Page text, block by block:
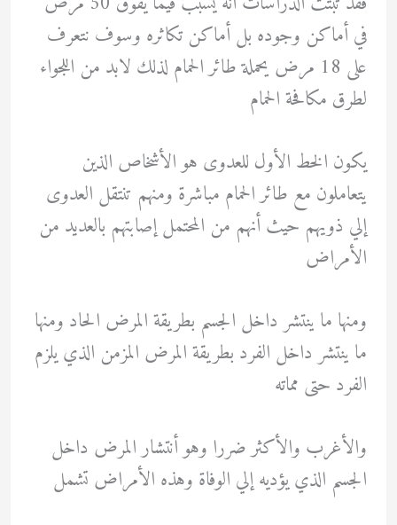
في أماكن وجوده بل أماكن تكاثره وسوف نتعرف
على 18 مرض يحملة طائر الحمام لذلك لابد من اللجواء
لطرق مكافحة الحمام
يكون الخط الأول للعدوى هو الأشخاص الذين
يتعاملون مع طائر الحمام مباشرة ومنهم تنتقل العدوى
إلي ذويهم حيث أنهم من المحتمل إصابتهم بالعديد من
الأمراض
ومنها ما ينتشر داخل الجسم بطريقة المرض الحاد ومنها
ما ينتشر داخل الفرد بطريقة المرض المزمن الذي يلزم
الفرد حتى مماته
والأغرب والأكثر ضررا وهو أنتشار المرض داخل
الجسم الذي يؤديه إلي الوفاة وهذه الأمراض تشمل